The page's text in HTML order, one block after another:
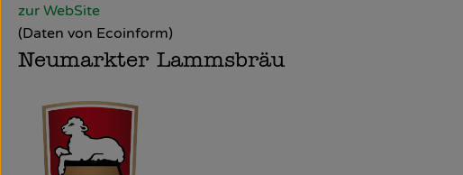
zur WebSite
(Daten von Ecoinform)
Neumarkter Lammsbräu